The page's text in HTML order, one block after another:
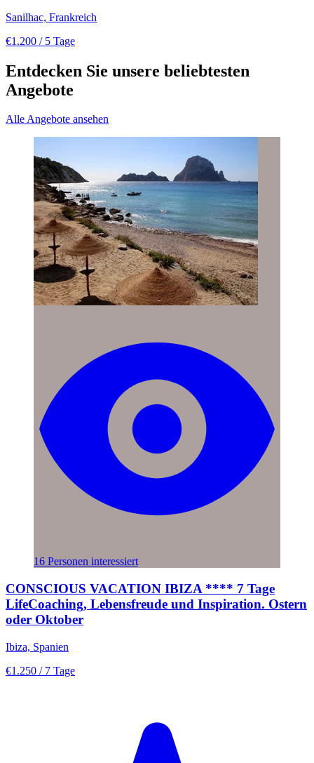
Sanilhac, Frankreich
€1.200 / 5 Tage
Entdecken Sie unsere beliebtesten
Angebote
Alle Angebote ansehen
16 Personen interessiert
CONSCIOUS VACATION IBIZA **** 7 Tage
LifeCoaching, Lebensfreude und Inspiration. Ostern
oder Oktober
Ibiza, Spanien
€1.250 / 7 Tage